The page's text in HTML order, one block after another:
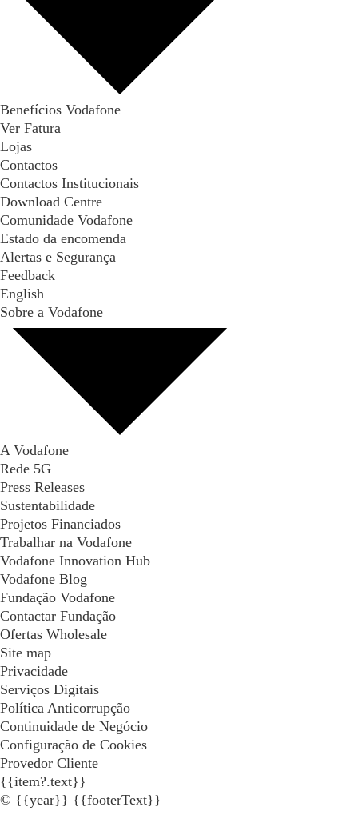
Benefícios Vodafone
Ver Fatura
Lojas
Contactos
Contactos Institucionais
Download Centre
Comunidade Vodafone
Estado da encomenda
Alertas e Segurança
Feedback
English
Sobre a Vodafone
A Vodafone
Rede 5G
Press Releases
Sustentabilidade
Projetos Financiados
Trabalhar na Vodafone
Vodafone Innovation Hub
Vodafone Blog
Fundação Vodafone
Contactar Fundação
Ofertas Wholesale
Site map
Privacidade
Serviços Digitais
Política Anticorrupção
Continuidade de Negócio
Configuração de Cookies
Provedor Cliente
{{item?.text}}
© {{year}} {{footerText}}